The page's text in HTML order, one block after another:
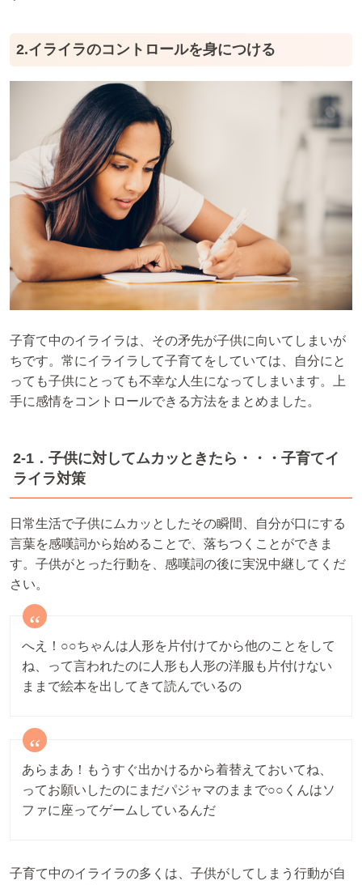
2.イライラのコントロールを身につける
子育て中のイライラは、その矛先が子供に向いてしまいが
ちです。常にイライラして子育てをしていては、自分にと
っても子供にとっても不幸な人生になってしまいます。上
手に感情をコントロールできる方法をまとめました。
2-1．子供に対してムカッときたら・・・子育てイ
ライラ対策
日常生活で子供にムカッとしたその瞬間、自分が口にする
言葉を感嘆詞から始めることで、落ちつくことができま
す。子供がとった行動を、感嘆詞の後に実況中継してくだ
さい。
へえ！○○ちゃんは人形を片付けてから他のことをして
ね、って言われたのに人形も人形の洋服も片付けない
ままで絵本を出してきて読んでいるの
あらまあ！もうすぐ出かけるから着替えておいてね、
ってお願いしたのにまだパジャマのままで○○くんはソ
ファに座ってゲームしているんだ
子育て中のイライラの多くは、子供がしてしまう行動が自